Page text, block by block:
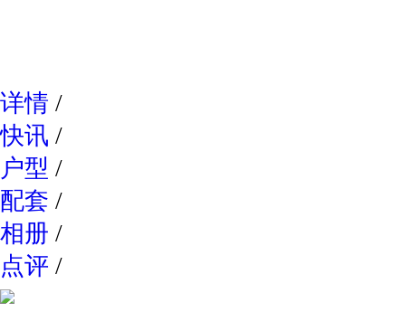
详情 /
快讯 /
户型 /
配套 /
相册 /
点评 /